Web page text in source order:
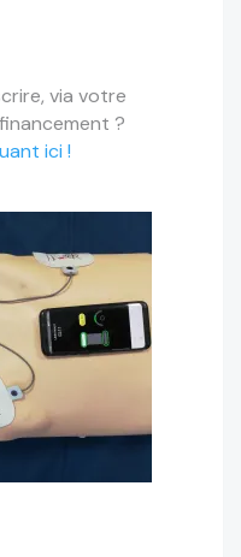
via votre
?
ici !